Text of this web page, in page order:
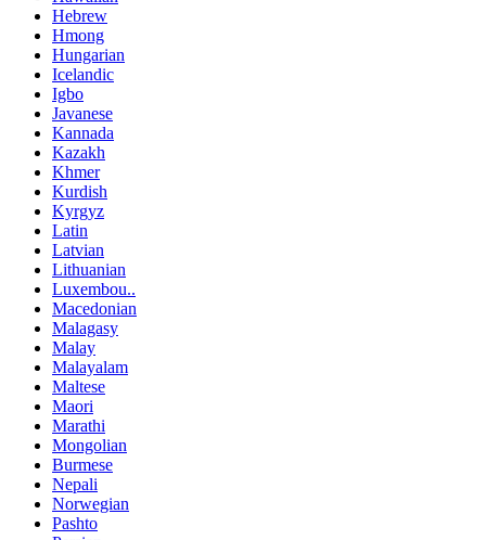
Hebrew
Hmong
Hungarian
Icelandic
Igbo
Javanese
Kannada
Kazakh
Khmer
Kurdish
Kyrgyz
Latin
Latvian
Lithuanian
Luxembou..
Macedonian
Malagasy
Malay
Malayalam
Maltese
Maori
Marathi
Mongolian
Burmese
Nepali
Norwegian
Pashto